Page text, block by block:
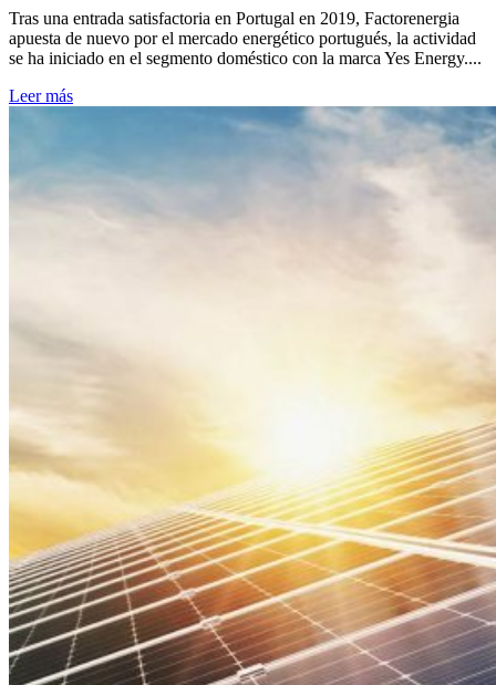
Tras una entrada satisfactoria en Portugal en 2019, Factorenergia
apuesta de nuevo por el mercado energético portugués, la actividad
se ha iniciado en el segmento doméstico con la marca Yes Energy....
Leer más